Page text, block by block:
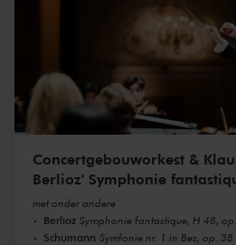
Concertgebouworkest &
Berlioz' Symphonie
met onder andere
Berlioz Symphonie fantastique, H 48,
Schumann Symfonie nr. 1 in Bes, op.